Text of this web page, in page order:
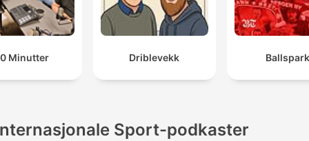
Minutter Driblevekk
Sport-podkaster